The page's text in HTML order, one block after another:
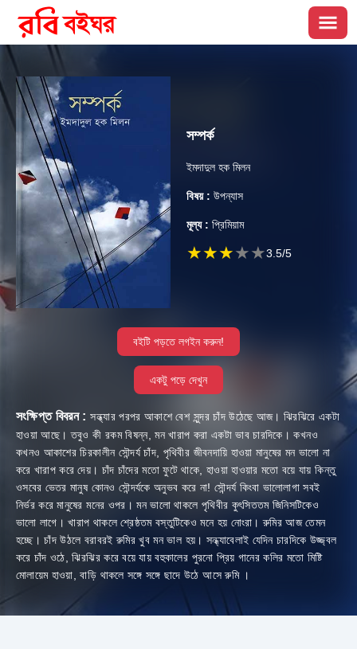
সম্পর্ক
ইমদাদুল হক মিলন
বিষয় : উপন্যাস
মূল্য : প্রিমিয়াম
★★★★★3.5/5
বইটি পড়তে লগইন করুন!
একটু পড়ে দেখুন
সংক্ষিপ্ত বিবরন : সন্ধ্যার পরপর আকাশে বেশ সুন্দর চাঁদ উঠেছে আজ। ঝিরঝিরে একটা
হাওয়া আছে। তবুও কী রকম বিষন্ন, মন খারাপ করা একটা ভাব চারদিকে। কখনও
কখনও আকাশের চিরকালীন সৌন্দর্য চাঁদ, পৃথিবীর জীবনদায়ি হাওয়া মানুষের মন ভালো না
করে খারাপ করে দেয়। চাঁদ চাঁদের মতো ফুটে থাকে, হাওয়া হাওয়ার মতো বয়ে যায় কিন্তু
ওসবের ভেতর মানুষ কোনও সৌন্দর্যকে অনুভব করে না! সৌন্দর্য কিংবা ভালোলাগা সবই
নির্ভর করে মানুষের মনের ওপর। মন ভালো থাকলে পৃথিবীর কুৎসিততম জিনিসটিকেও
ভালো লাগে। খারাপ থাকলে শ্রেষ্ঠতম বস্তুটিকেও মনে হয় নোংরা। রুমির আজ তেমন
হচ্ছে। চাঁদ উঠলে বরাবরই রুমির খুব মন ভাল হয়। সন্ধ্যাবেলাই যেদিন চারদিকে উজ্জ্বল
করে চাঁদ ওঠে, ঝিরঝির করে বয়ে যায় বহুকালের পুরনো প্রিয় গানের কলির মতো মিষ্টি
মোলায়েম হাওয়া, বাড়ি থাকলে সঙ্গে সঙ্গে ছাদে উঠে আসে রুমি ।